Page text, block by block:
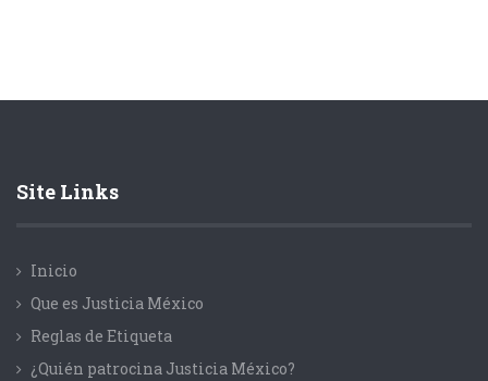
Site Links
Inicio
Que es Justicia México
Reglas de Etiqueta
¿Quién patrocina Justicia México?